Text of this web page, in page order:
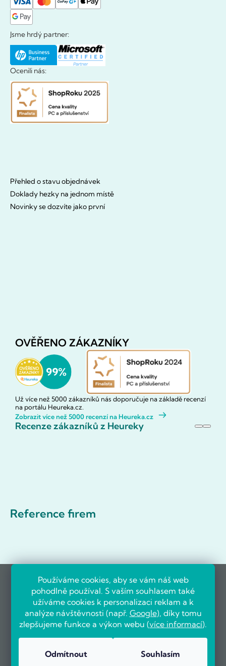
Používáme cookies, aby se vám náš web
pohodlně používal. S vaším souhlasem také
užíváme cookies k personalizaci reklam a k
analýze návštěvnosti (např. Google), díky tomu
zlepšujeme funkce a výkon webu (více informací).
Odmítnout Souhlasím
Jsme hrdý partner:
Ocenili nás:
Přehled o stavu objednávek
Doklady hezky na jednom místě
Novinky se dozvíte jako první
OVĚŘENO ZÁKAZNÍKY
Už více než 5000 zákazníků nás doporučuje na základě recenzí
na portálu Heureka.cz.
Zobrazit více než 5000 recenzí na Heureka.cz
Recenze zákazníků z Heureky
Reference firem